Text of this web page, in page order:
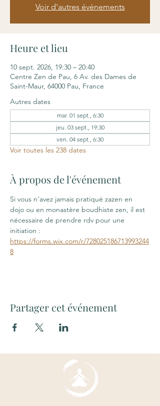
Voir d'autres événements
Heure et lieu
10 sept. 2026, 19:30 – 20:40
Centre Zen de Pau, 6 Av. des Dames de
Saint-Maur, 64000 Pau, France
Autres dates
mar. 01 sept., 6:30
jeu. 03 sept., 19:30
ven. 04 sept., 6:30
Voir toutes les 238 dates
À propos de l'événement
Si vous n'avez jamais pratiqué zazen en
dojo ou en monastère boudhiste zen, il est
nécessaire de prendre rdv pour une
initiation :
https://forms.wix.com/r/728025186713993244
8
Partager cet événement